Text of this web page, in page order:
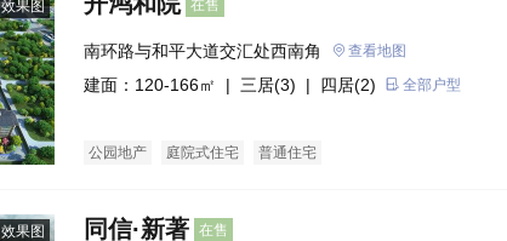
效果图 在售
南环路与和平大道交汇处西南角 查看地图
建面：120-166㎡ | 三居(3) | 四居(2) 全部户型
公园地产 庭院式住宅 普通住宅
效果图 同信·新著 在售